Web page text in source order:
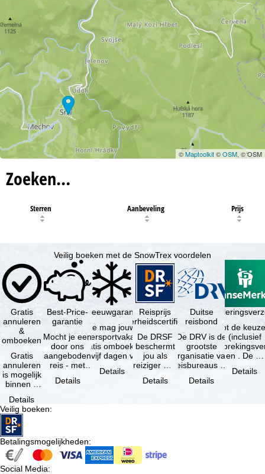
©Maptoolkit©OSM, © OSM
Zoeken…
Sterren Aanbeveling Prijs
Veilig boeken met de SnowTrex voordelen
Gratis
annuleren
&
omboeken
Gratis
annuleren
is mogelijk
binnen 5
de
boeking,
als jouw
vakantie …
Details
Best-Price-
garantie
Mocht je een
door ons
aangeboden
reis - met
beschikbaarheid
Details
Sneeuwgarantie
Je mag jouw
wintersportvakantie
gratis omboeken
als vijf dagen voor
Details
Reisprijs
zekerheidscertificaat
De DRSF
beschermt
jou als
reiziger met
pakketreis
Details
Duitse
reisbond
De DRV is de
grootste
organisatie van
reisbureaus en
in Duitsland. …
Details
Je hebt de
(inclusief
en . De …
Details
Veilig boeken:
Betalingsmogelijkheden:
Social Media: